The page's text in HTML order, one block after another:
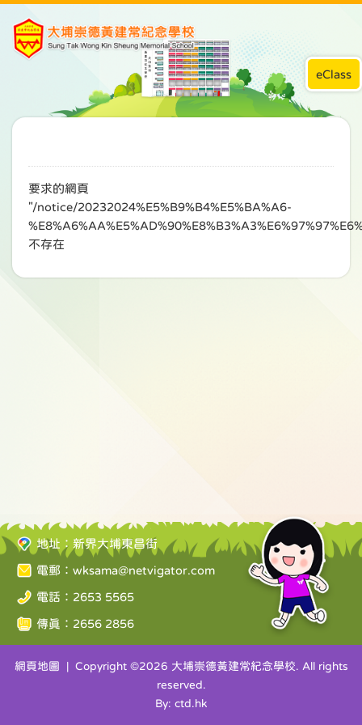
eClass
要求的網頁
"/notice/20232024%E5%B9%B4%E5%BA%A6-
不存在
地址：新界大埔東昌街
電郵： wksama@netvigator.com
電話：2653 5565
傳真：2656 2856
網頁地圖 | Copyright ©2026 大埔崇德黃建常紀念學校. All rights
reserved.
By: ctd.hk